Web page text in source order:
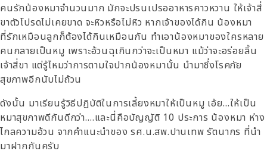
คนรักน้องหมาจำนวนมาก มักจะปรนเปรออาหารคาวหวาน ให้เจ้าสี่
ขาตัวโปรดไม่เคยขาด จะหิวหรือไม่หิว หากเจ้าของได้กิน น้องหมา
ที่รักเหมือนลูกก็ต้องได้กินเหมือนกัน ทำเอาน้องหมาของใครหลาย
คนกลายเป็นหมู เพราะอ้วนฉุเกินกว่าจะเป็นหมา แม้ว่าจะอร่อยลิ้น
เจ้าสี่ขา แต่รู้ไหมว่าการตามใจปากน้องหมานั้น นำมาซึ่งโรคภัย
สุขภาพอีกนับไม่ถ้วน
ดังนั้น มาเรียนรู้วิธีปฏิบัติในการเลี้ยงหมาให้เป็นหมู เอ้ย…ให้เป็น
หมาสุขภาพดีกันดีกว่า….และนี่คือบัญญัติ 10 ประการ น้องหมา ห่าง
ไกลความอ้วน จากคำแนะนำของ รศ.น.สพ.ปานเทพ รัตนากร ที่นำ
มาฝากกันครับ